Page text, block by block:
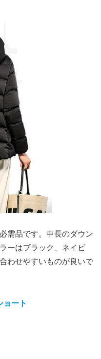
需品です。中長のダウン
ーはブラック、ネイビ
わせやすいものが良いで
ョート